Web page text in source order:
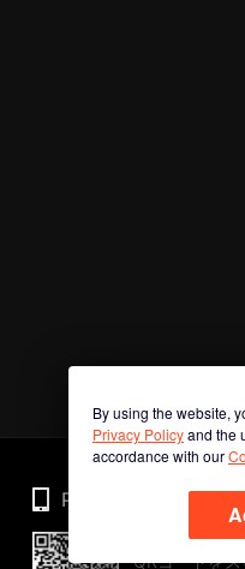
By using the website,
Privacy Policyand the
accordance with our
Phone
QRコードを